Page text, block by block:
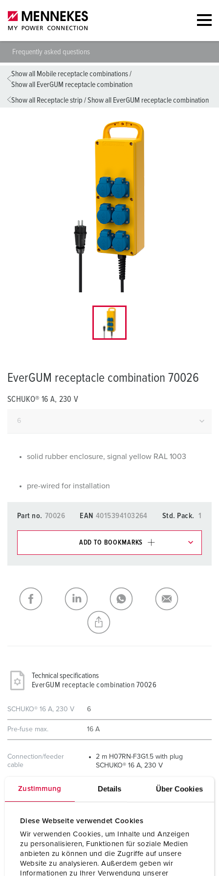
Zustimmung Details Über Cookies
Diese Webseite verwendet Cookies
Wir verwenden Cookies, um Inhalte und Anzeigen
zu personalisieren, Funktionen für soziale Medien
anbieten zu können und die Zugriffe auf unsere
Website zu analysieren. Außerdem geben wir
Informationen zu Ihrer Verwendung unserer
Frequently asked questions
Show all Mobile receptacle combinations/
Show all EverGUM receptacle combination
Show all Receptacle strip /Show all EverGUM receptacle combination
EverGUM receptacle combination 70026
SCHUKO® 16 A, 230 V
solid rubber enclosure, signal yellow RAL 1003
pre-wired for installation
Part no. 70026 EAN 4015394103264 Std. Pack. 1
ADD TO BOOKMARKS
My list ADD
CREATE A NEW LIST
Technical specifications
EverGUM receptacle combination 70026
SCHUKO® 16 A, 230 V 6
Pre-fuse max. 16 A
Connection/feeder
cable
2 m H07RN-F3G1.5 with plug
SCHUKO® 16 A, 230 V
Protection type IP44
Weight 3506 g
445 mm
Width 135 mm